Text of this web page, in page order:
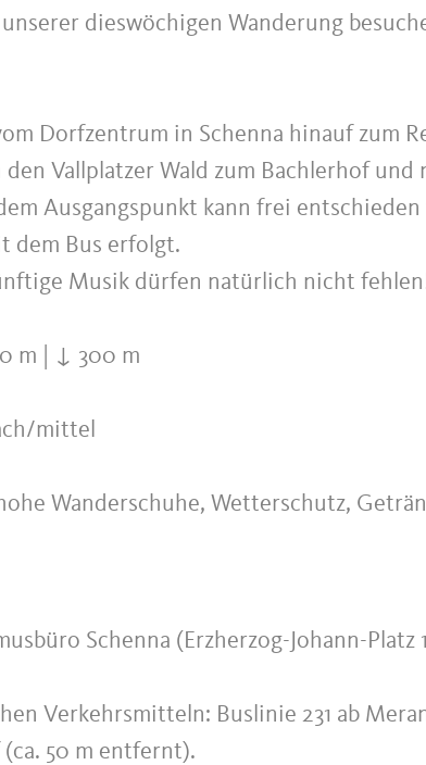
dieswöchigen Wanderung
Dorfzentrum in Schenna hinauf zum
Vallplatzer Wald zum Bachlerhof und
Ausgangspunkt kann frei
dem Bus erfolgt.
Musik dürfen natürlich nicht
m | ↓ 300 m
mittel
Wanderschuhe, Wetterschutz,
Schenna (Erzherzog-Johann-Platz
Verkehrsmitteln: Buslinie 231 ab
50 m entfernt).